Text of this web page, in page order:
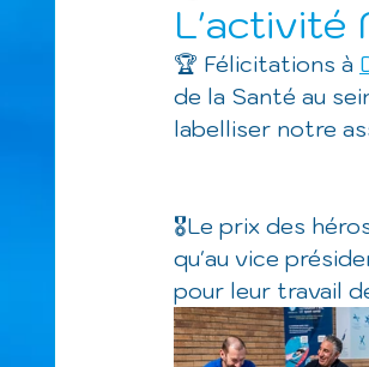
L'activité
🏆 Félicitations à
de la Santé au
labelliser notre
🎖️Le prix des
qu'au vice
pour leur travail